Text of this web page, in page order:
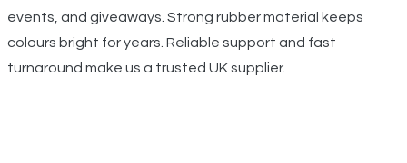
events, and giveaways. Strong rubber material keeps
colours bright for years. Reliable support and fast
turnaround make us a trusted UK supplier.